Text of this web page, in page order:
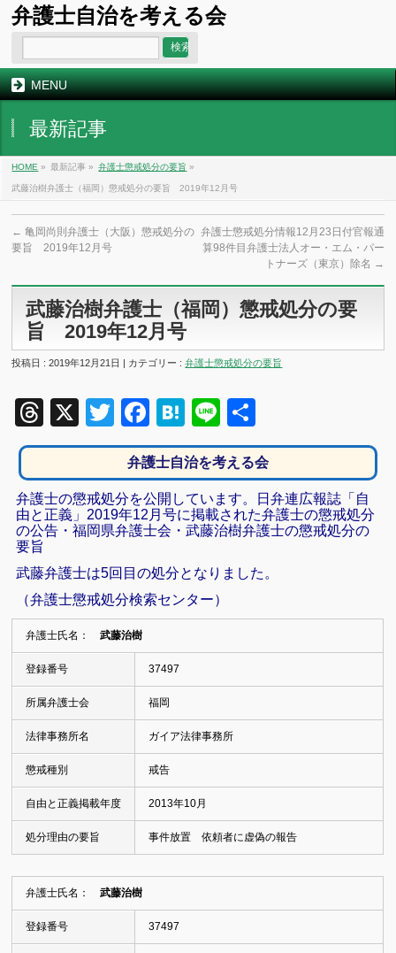
弁護士自治を考える会
MENU
最新記事
HOME » 最新記事 » 弁護士懲戒処分の要旨 »
武藤治樹弁護士（福岡）懲戒処分の要旨 2019年12月号
← 亀岡尚則弁護士（大阪）懲戒処分の
要旨 2019年12月号
弁護士懲戒処分情報12月23日付官報通
算98件目弁護士法人オー・エム・パー
トナーズ（東京）除名 →
武藤治樹弁護士（福岡）懲戒処分の要
旨 2019年12月号
投稿日 : 2019年12月21日 | カテゴリー :弁護士懲戒処分の要旨
Threads
X TwitterFacebook
Hatena
Line
有
弁護士自治を考える会
弁護士の懲戒処分を公開しています。日弁連広報誌「自
由と正義」2019年12月号に掲載された弁護士の懲戒処分
の公告・福岡県弁護士会・武藤治樹弁護士の懲戒処分の
要旨
武藤弁護士は5回目の処分となりました。
（弁護士懲戒処分検索センター）
弁護士氏名： 武藤治樹
登録番号 37497
所属弁護士会 福岡
法律事務所名 ガイア法律事務所
懲戒種別 戒告
自由と正義掲載年度 2013年10月
処分理由の要旨 事件放置 依頼者に虚偽の報告
弁護士氏名： 武藤治樹
登録番号 37497